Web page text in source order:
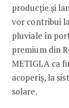
producție și
vor contribui
pluviale în
premium din
METIGLA ca
acoperiș, la
solare.